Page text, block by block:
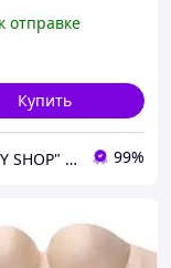
отправке
Купить
"CHERRY SHOP" Косметика, женская одежда и аксессуары 99%